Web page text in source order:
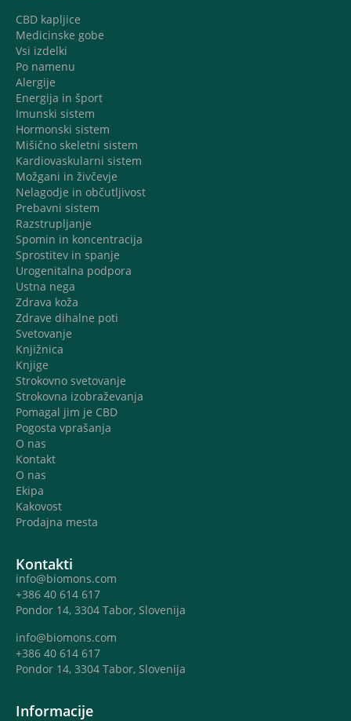
CBD kapljice
Medicinske gobe
Vsi izdelki
Po namenu
Alergije
Energija in šport
Imunski sistem
Hormonski sistem
Mišično skeletni sistem
Kardiovaskularni sistem
Možgani in živčevje
Nelagodje in občutljivost
Prebavni sistem
Razstrupljanje
Spomin in koncentracija
Sprostitev in spanje
Urogenitalna podpora
Ustna nega
Zdrava koža
Zdrave dihalne poti
Svetovanje
Knjižnica
Knjige
Strokovno svetovanje
Strokovna izobraževanja
Pomagal jim je CBD
Pogosta vprašanja
O nas
Kontakt
O nas
Ekipa
Kakovost
Prodajna mesta
Kontakti
info@biomons.com
+386 40 614 617
Pondor 14, 3304 Tabor, Slovenija
info@biomons.com
+386 40 614 617
Pondor 14, 3304 Tabor, Slovenija
Informacije